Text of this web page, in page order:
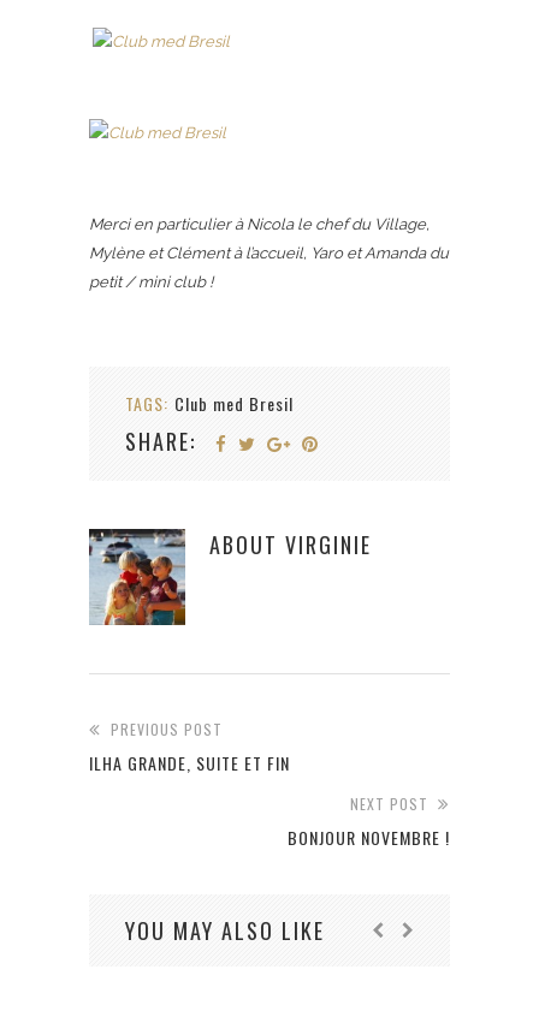
Merci en particulier à Nicola le chef du Village,
Mylène et Clément à l’accueil, Yaro et Amanda du
petit / mini club !
TAGS: Club med Bresil
SHARE:
ABOUT VIRGINIE
PREVIOUS POST
ILHA GRANDE, SUITE ET FIN
NEXT POST
BONJOUR NOVEMBRE !
YOU MAY ALSO LIKE